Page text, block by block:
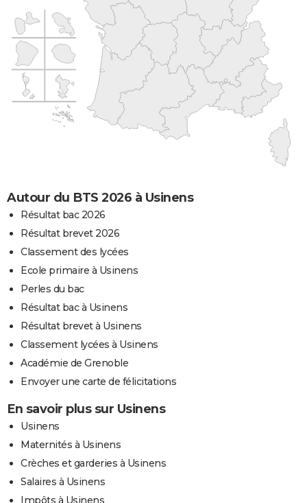
Autour du BTS 2026 à Usinens
Résultat bac 2026
Résultat brevet 2026
Classement des lycées
Ecole primaire à Usinens
Perles du bac
Résultat bac à Usinens
Résultat brevet à Usinens
Classement lycées à Usinens
Académie de Grenoble
Envoyer une carte de félicitations
En savoir plus sur Usinens
Usinens
Maternités à Usinens
Crèches et garderies à Usinens
Salaires à Usinens
Impôts à Usinens